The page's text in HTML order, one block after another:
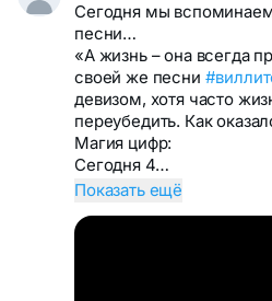
Сегодня мы
песни…
«А жизнь – она всегда
своей же песни
девизом, хотя часто
переубедить. Как
Магия цифр:
Сегодня 4…
Показать ещё